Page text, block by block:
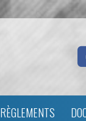
RÈGLEMENTS